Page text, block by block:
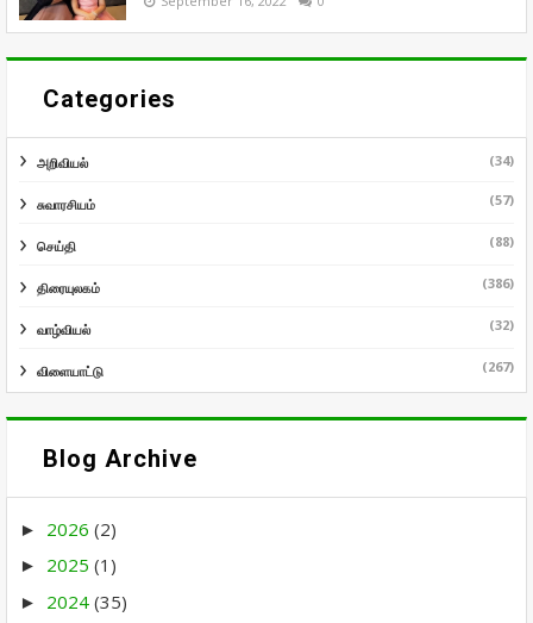
Categories
அறிவியல் (34)
சுவாரசியம் (57)
செய்தி (88)
திரையுலகம் (386)
வாழ்வியல் (32)
விளையாட்டு (267)
Blog Archive
► 2026 (2)
► 2025 (1)
► 2024 (35)